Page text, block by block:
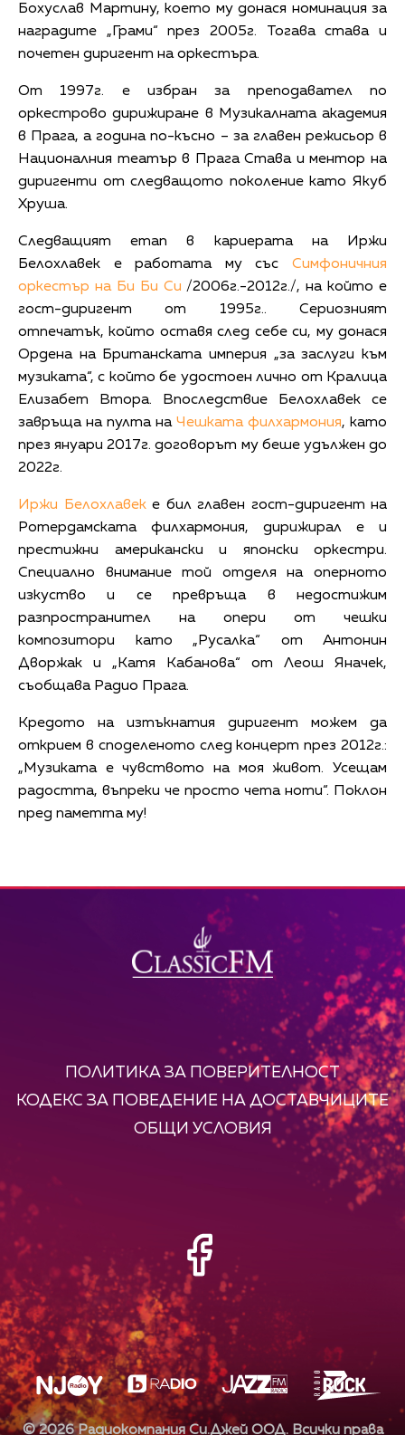
Бохуслав Мартину, което му донася номинация за
наградите „Грами“ през 2005г. Тогава става и
почетен диригент на оркестъра.
От 1997г. е избран за преподавател по
оркестрово дирижиране в Музикалната академия
в Прага, а година по-късно – за главен режисьор в
Националния театър в Прага Става и ментор на
диригенти от следващото поколение като Якуб
Хруша.
Следващият етап в кариерата на Иржи
Белохлавек е работата му със Симфоничния
оркестър на Би Би Си /2006г.-2012г./, на който е
гост-диригент от 1995г.. Сериозният
отпечатък, който оставя след себе си, му донася
Ордена на Британската империя „за заслуги към
музиката“, с който бе удостоен лично от Кралица
Елизабет Втора. Впоследствие Белохлавек се
завръща на пулта на Чешката филхармония, като
през януари 2017г. договорът му беше удължен до
2022г.
Иржи Белохлавек е бил главен гост-диригент на
Ротердамската филхармония, дирижирал е и
престижни американски и японски оркестри.
Специално внимание той отделя на оперното
изкуство и се превръща в недостижим
разпространител на опери от чешки
композитори като „Русалка“ от Антонин
Дворжак и „Катя Кабанова“ от Леош Яначек,
съобщава Радио Прага.
Кредото на изтъкнатия диригент можем да
открием в споделеното след концерт през 2012г.:
„Музиката е чувството на моя живот. Усещам
радостта, въпреки че просто чета ноти“. Поклон
пред паметта му!
ПОЛИТИКА ЗА ПОВЕРИТЕЛНОСТ
КОДЕКС ЗА ПОВЕДЕНИЕ НА ДОСТАВЧИЦИТЕ
ОБЩИ УСЛОВИЯ
©2026Радиокомпания Си.Джей ООД. Всички права